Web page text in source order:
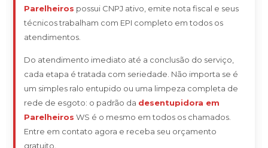
Parelheiros possui CNPJ ativo, emite nota fiscal e seus
técnicos trabalham com EPI completo em todos os
atendimentos.
Do atendimento imediato até a conclusão do serviço,
cada etapa é tratada com seriedade. Não importa se é
um simples ralo entupido ou uma limpeza completa de
rede de esgoto: o padrão da desentupidora em
Parelheiros WS é o mesmo em todos os chamados.
Entre em contato agora e receba seu orçamento
gratuito.